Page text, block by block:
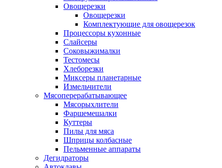
Овощерезки
Овощерезки
Комплектующие для овощерезок
Процессоры кухонные
Слайсеры
Соковыжималки
Тестомесы
Хлеборезки
Миксеры планетарные
Измельчители
Мясоперерабатывающее
Мясорыхлители
Фаршемешалки
Куттеры
Пилы для мяса
Шприцы колбасные
Пельменные аппараты
Дегидраторы